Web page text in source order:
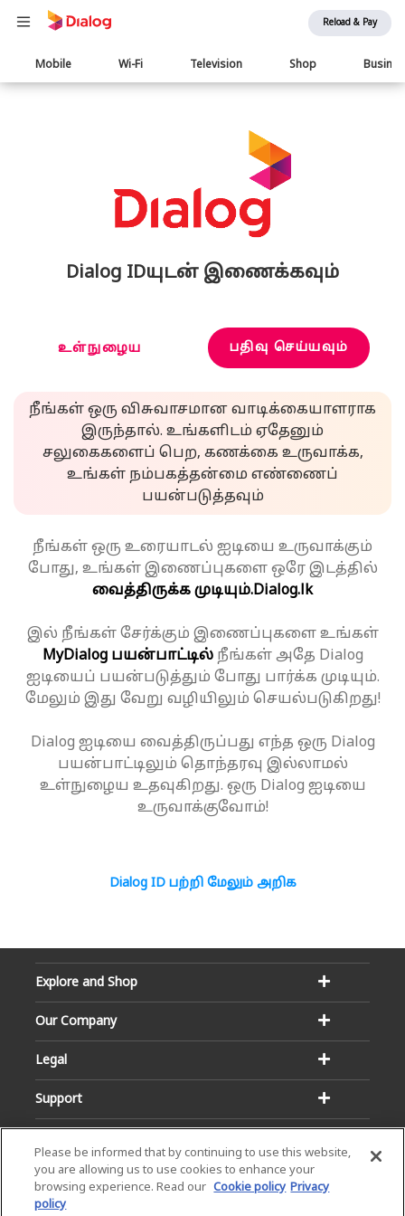
Reload & Pay
Main
navigation
Mobile Wi-Fi Television Shop
Dialog IDயுடன் இணைக்கவும்
உள்நுழைய பதிவு செய்யவும்
நீங்கள் ஒரு விசுவாசமான வாடிக்கையாளராக
இருந்தால். உங்களிடம் ஏதேனும்
சலுகைகளைப் பெற, கணக்கை உருவாக்க,
உங்கள் நம்பகத்தன்மை எண்ணைப்
பயன்படுத்தவும்
நீங்கள் ஒரு உரையாடல் ஐடியை உருவாக்கும்
போது, உங்கள் இணைப்புகளை ஒரே இடத்தில்
வைத்திருக்க முடியும்.Dialog.lk
இல் நீங்கள் சேர்க்கும் இணைப்புகளை உங்கள்
MyDialog பயன்பாட்டில்நீங்கள் அதே Dialog
ஐடியைப் பயன்படுத்தும் போது பார்க்க முடியும்.
மேலும் இது வேறு வழியிலும் செயல்படுகிறது!
Dialog ஐடியை வைத்திருப்பது எந்த ஒரு Dialog
பயன்பாட்டிலும் தொந்தரவு இல்லாமல்
உள்நுழைய உதவுகிறது. ஒரு Dialog ஐடியை
உருவாக்குவோம்!
Dialog ID பற்றி மேலும் அறிக
Explore and Shop
Our Company
Legal
Support
Please be informed that by continuing to use this website,
you are allowing us to use cookies to enhance your
browsing experience. Read our Cookie policy Privacy
policy